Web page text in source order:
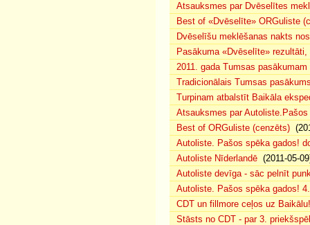
Atsauksmes par Dvēselītes
Best of «Dvēselīte» ORGuliste
Dvēselīšu meklēšanas nakts
Pasākuma «Dvēselīte»
2011. gada Tumsas
Tradicionālais Tumsas
Turpinam atbalstīt Baikāla
Atsauksmes par
Best of ORGuliste (cenzēts)
Autoliste. Pašos spēka gados!
Autoliste Nīderlandē (2011-05-
Autoliste devīga - sāc pelnīt
Autoliste. Pašos spēka gados!
CDT un fillmore ceļos uz Baikālu!
Stāsts no CDT - par 3.